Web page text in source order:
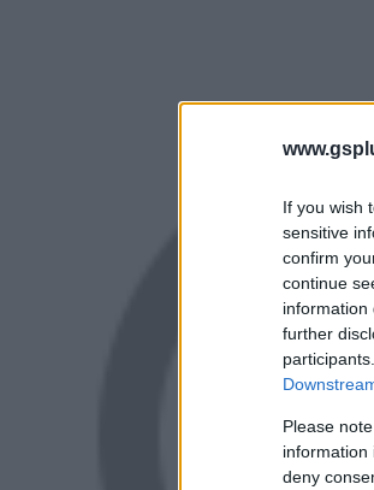
If you wish
sensitive
confirm
continue
information
further
Please
information
deny